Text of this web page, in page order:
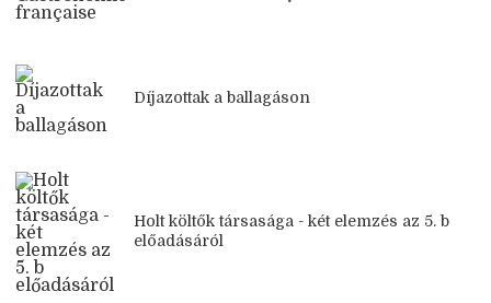
Díjazottak a ballagáson
Holt költők társasága - két elemzés az 5. b
előadásáról